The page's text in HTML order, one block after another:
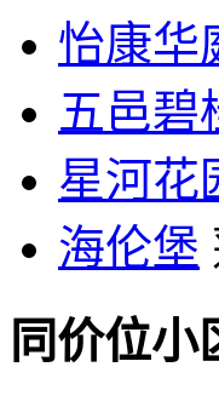
怡康华
五邑碧
星河花
海伦堡
同价位小